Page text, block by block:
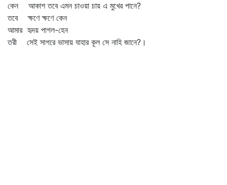
কেন আকাশ তবে এমন চাওয়া চায় এ মুখের পানে?
তবে ক্ষণে ক্ষণে কেন
আমার হৃদয় পাগল-হেন
তরী সেই সাগরে ভাসায় যাহার কূল সে নাহি জানে?।